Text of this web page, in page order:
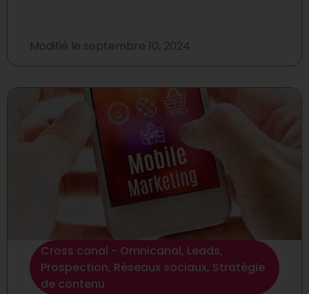
Modifié le septembre 10, 2024
Cross canal - Omnicanal, Leads,
Prospection, Réseaux sociaux, Stratégie
de contenu